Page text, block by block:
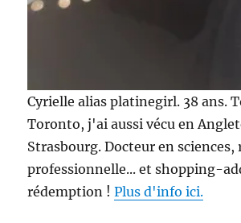
Cyrielle alias platinegirl. 38 ans.
Toronto, j'ai aussi vécu en
Strasbourg. Docteur en sciences,
professionnelle... et shopping-
rédemption !Plus d'info ici.